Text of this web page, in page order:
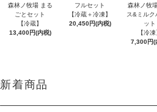
森林ノ牧場 まる
ごとセット
【冷蔵】
13,400円(内税)
フルセット
【冷蔵＋冷凍】
20,450円(内税)
森林ノ牧
ス&ミルク
ット
【冷凍
7,300円(
新着商品